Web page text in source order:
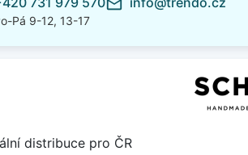
Pá 9-12, 13-17
mail_outline
distribuce pro ČR